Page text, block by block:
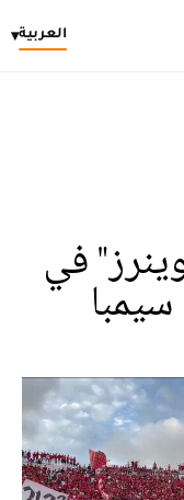
العربية▾
في
سيمبا